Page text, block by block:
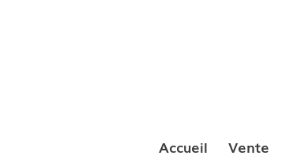
Accueil Vente